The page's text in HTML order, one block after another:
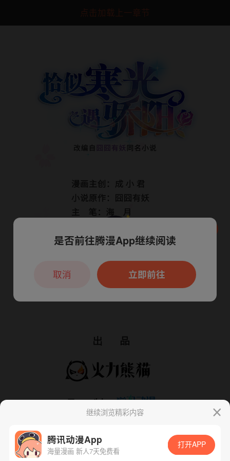
点击加载上一章节
App免费看
继续浏览精彩内容
腾讯动漫App
海量漫画 新人7天免费看
打开APP
本章节仅支持App阅读，可打开App新用
户7天免费看
是否前往腾漫App继续阅读
立即前往
取消